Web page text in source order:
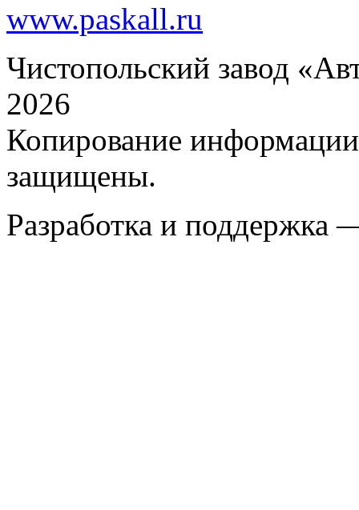
www.paskall.ru
Чистопольский завод
2026
Копирование
защищены.
Разработка и поддержка